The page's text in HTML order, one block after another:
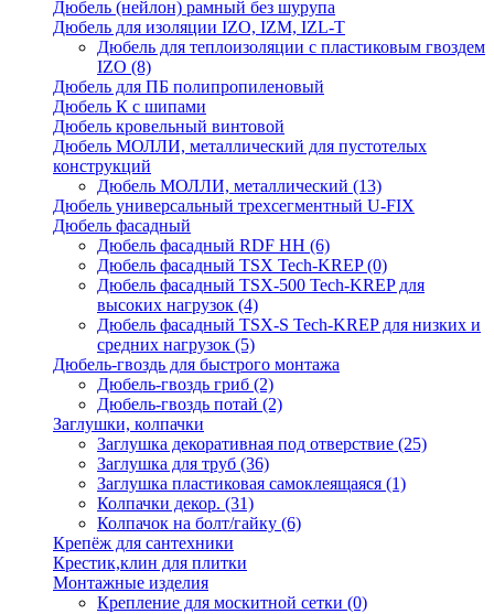
Дюбель (нейлон) рамный без шурупа
Дюбель для изоляции IZO, IZM, IZL-T
Дюбель для теплоизоляции с пластиковым гвоздем
IZO (8)
Дюбель для ПБ полипропиленовый
Дюбель К с шипами
Дюбель кровельный винтовой
Дюбель МОЛЛИ, металлический для пустотелых
конструкций
Дюбель МОЛЛИ, металлический (13)
Дюбель универсальный трехсегментный U-FIX
Дюбель фасадный
Дюбель фасадный RDF НН (6)
Дюбель фасадный TSX Tech-KREP(0)
Дюбель фасадный TSX-500 Tech-KREP для
высоких нагрузок (4)
Дюбель фасадный TSX-S Tech-KREP для низких и
средних нагрузок (5)
Дюбель-гвоздь для быстрого монтажа
Дюбель-гвоздь гриб (2)
Дюбель-гвоздь потай (2)
Заглушки, колпачки
Заглушка декоративная под отверствие (25)
Заглушка для труб (36)
Заглушка пластиковая самоклеящаяся (1)
Колпачки декор. (31)
Колпачок на болт/гайку (6)
Крепёж для сантехники
Крестик,клин для плитки
Монтажные изделия
Крепление для москитной сетки (0)